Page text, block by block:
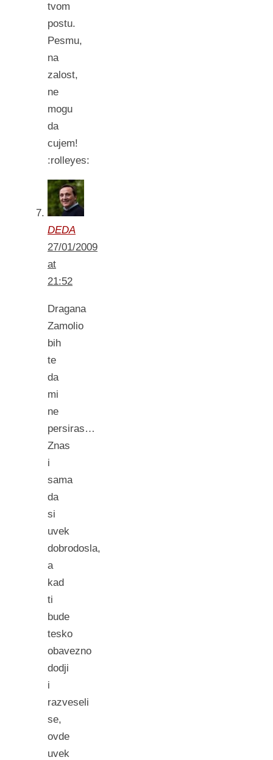
tvom
postu.
Pesmu,
na
zalost,
ne
mogu
da
cujem!
:rolleyes:
DEDA
27/01/2009
at
21:52
Dragana
Zamolio
bih
te
da
mi
ne
persiras…
Znas
i
sama
da
si
uvek
dobrodosla,
a
kad
ti
bude
tesko
obavezno
dodji
i
razveseli
se,
ovde
uvek